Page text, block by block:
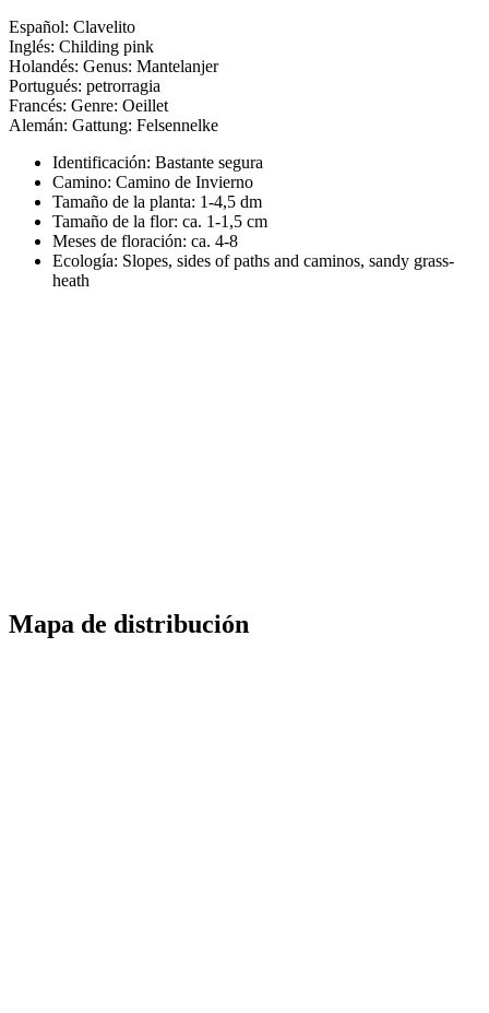
Español: Clavelito
Inglés: Childing pink
Holandés: Genus: Mantelanjer
Portugués: petrorragia
Francés: Genre: Oeillet
Alemán: Gattung: Felsennelke
Identificación: Bastante segura
Camino: Camino de Invierno
Tamaño de la planta: 1-4,5 dm
Tamaño de la flor: ca. 1-1,5 cm
Meses de floración: ca. 4-8
Ecología: Slopes, sides of paths and caminos, sandy grass-
heath
Mapa de distribución